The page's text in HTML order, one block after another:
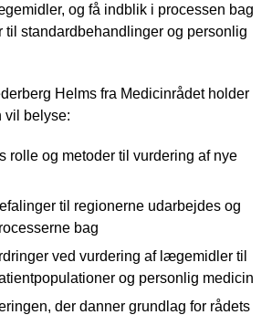
og få indblik i processen bag
til standardbehandlinger og personlig
Helms fra Medicinrådet holder
vil belyse:
rolle og metoder til vurdering af nye
til regionerne udarbejdes og
bag
ved vurdering af lægemidler til
og personlig medicin
der danner grundlag for rådets